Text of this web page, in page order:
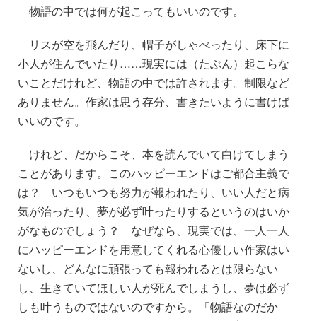
物語の中では何が起こってもいいのです。
リスが空を飛んだり、帽子がしゃべったり、床下に
小人が住んでいたり……現実には（たぶん）起こらな
いことだけれど、物語の中では許されます。制限など
ありません。作家は思う存分、書きたいように書けば
いいのです。
けれど、だからこそ、本を読んでいて白けてしまう
ことがあります。このハッピーエンドはご都合主義で
は？ いつもいつも努力が報われたり、いい人だと病
気が治ったり、夢が必ず叶ったりするというのはいか
がなものでしょう？ なぜなら、現実では、一人一人
にハッピーエンドを用意してくれる心優しい作家はい
ないし、どんなに頑張っても報われるとは限らない
し、生きていてほしい人が死んでしまうし、夢は必ず
しも叶うものではないのですから。「物語なのだか